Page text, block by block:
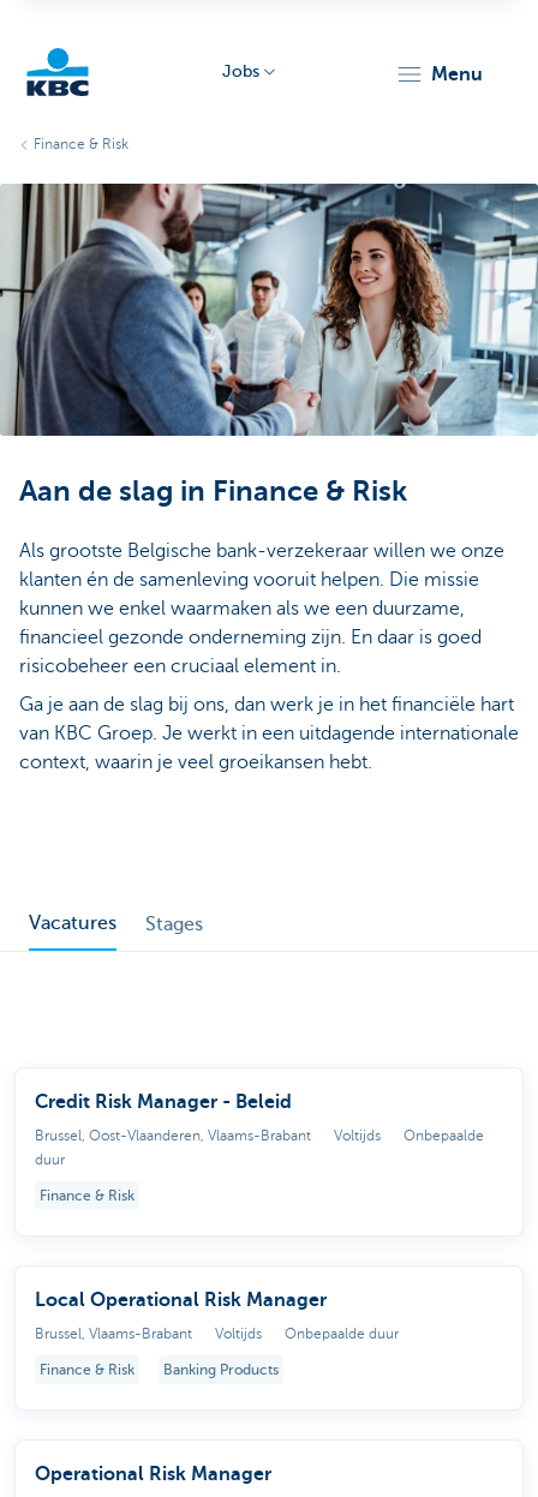
Particulieren
Jobs menu
Finance & Risk
Aan de slag in Finance & Risk
Als grootste Belgische bank-verzekeraar willen we onze
klanten én de samenleving vooruit helpen. Die missie
kunnen we enkel waarmaken als we een duurzame,
financieel gezonde onderneming zijn. En daar is goed
risicobeheer een cruciaal element in.
Ga je aan de slag bij ons, dan werk je in het financiële hart
van KBC Groep. Je werkt in een uitdagende internationale
context, waarin je veel groeikansen hebt.
Vacatures Stages
Credit Risk Manager - Beleid
Brussel, Oost-Vlaanderen, Vlaams-Brabant Voltijds
Onbepaalde
duur
Finance & Risk
Local Operational Risk Manager
Brussel, Vlaams-Brabant Voltijds Onbepaalde duur
Finance & Risk Banking Products
Operational Risk Manager